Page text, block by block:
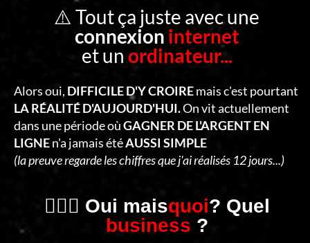
⚠️ Tout ça juste avec une
connexion internet
et un ordinateur...
Alors oui, DIFFICILE D'Y CROIREmais c'est pourtant
LA RÉALITÉ D'AUJOURD'HUI.On vit actuellement
dans une période oùGAGNER DE L'ARGENT EN
LIGNEn'a jamais étéAUSSI SIMPLE
(la preuve regarde les chiffres que j'ai réalisés 12 jours...)
🤷🏻‍♂️ Oui maisquoi? Quel
business ?